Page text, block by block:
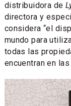
distribuidora de
directora y
considera “el
mundo para
todas las
encuentran en